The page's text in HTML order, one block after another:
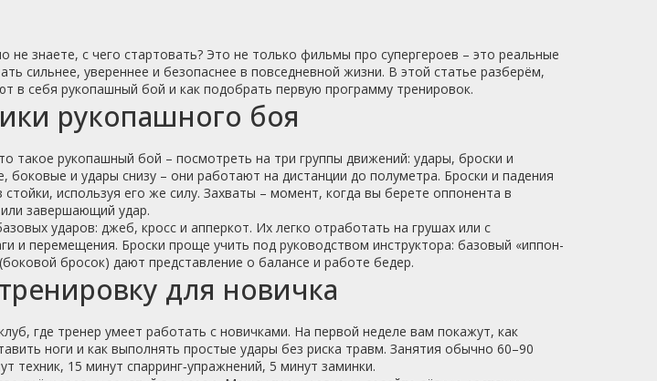
знаете, с чего стартовать? Это не только фильмы про супергероев – это реальные
сильнее, увереннее и безопаснее в повседневной жизни. В этой статье разберём,
в себя рукопашный бой и как подобрать первую программу тренировок.
рукопашного боя
такое рукопашный бой – посмотреть на три группы движений: удары, броски и
и удары снизу – они работают на дистанции до полуметра. Броски и падения
используя его же силу. Захваты – момент, когда вы берете оппонента в
завершающий удар.
ударов: джеб, кросс и апперкот. Их легко отработать на грушах или с
и перемещения. Броски проще учить под руководством инструктора: базовый «иппон-
бросок) дают представление о балансе и работе бедер.
для новичка
где тренер умеет работать с новичками. На первой неделе вам покажут, как
ноги и как выполнять простые удары без риска травм. Занятия обычно 60–90
техник, 15 минут спарринг‑упражнений, 5 минут заминки.